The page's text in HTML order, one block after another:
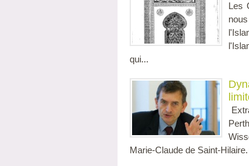
Les
qui...
Marie-Claude de Saint-